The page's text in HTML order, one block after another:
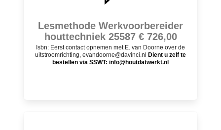
Lesmethode Werkvoorbereider
houttechniek 25587 € 726,00
Isbn: Eerst contact opnemen met E. van Doorne over de
uitstroomrichting, evandoorne@davinci.nl
Dient u zelf te
bestellen via SSWT: info@houtdatwerkt.nl